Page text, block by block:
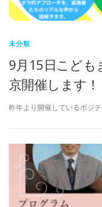
未分類
9月15日こど
京開催します！
昨年より開催しているポジ